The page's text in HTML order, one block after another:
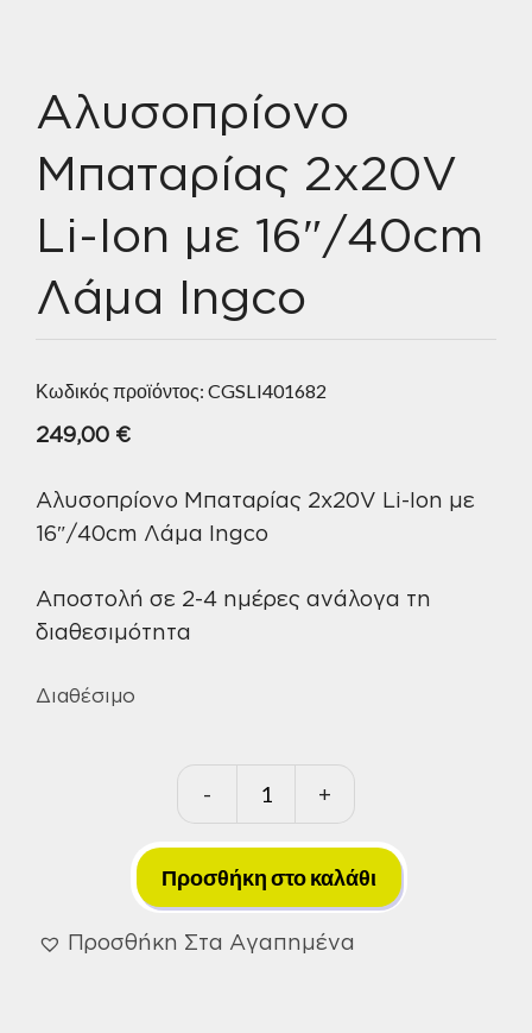
Αλυσοπρίονο
Μπαταρίας 2x20V
Li-Ion με 16″/40cm
Λάμα Ingco
Κωδικός προϊόντος: CGSLI401682
249,00 €
Αλυσοπρίονο Μπαταρίας 2x20V Li-Ion με
16″/40cm Λάμα Ingco
Αποστολή σε 2-4 ημέρες ανάλογα τη
διαθεσιμότητα
Διαθέσιμο
-
Αλυσοπρίονο
Μπαταρίας
2x20V
Li-
Ion
+
Προσθήκη στο καλάθι
Προσθήκη Στα Αγαπημένα